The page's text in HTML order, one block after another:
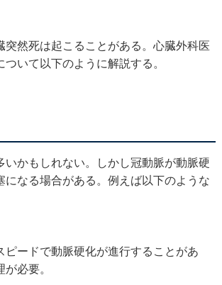
然死は起こることがある。心臓外科医
いて以下のように解説する。
かもしれない。しかし冠動脈が動脈硬
なる場合がある。例えば以下のような
ードで動脈硬化が進行することがあ
必要。